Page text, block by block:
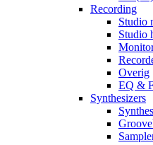
Recording
Studio
Studio
Overig
EQ &
Synthesizers